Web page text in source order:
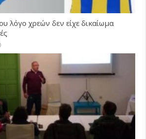
λόγο χρεών δεν είχε δικαίωμα